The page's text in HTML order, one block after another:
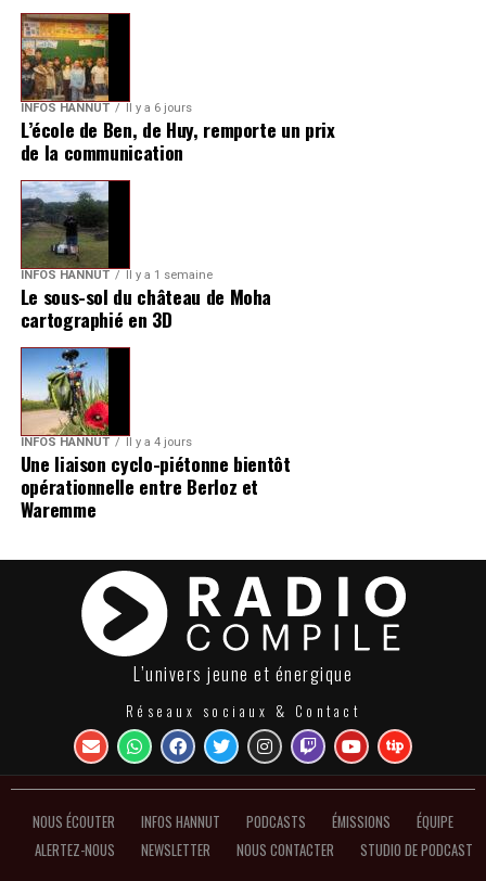
INFOS HANNUT Il y a 6 jours
L’école de Ben, de Huy, remporte un prix
de la communication
INFOS HANNUT Il y a 1 semaine
Le sous-sol du château de Moha
cartographié en 3D
INFOS HANNUT Il y a 4 jours
Une liaison cyclo-piétonne bientôt
opérationnelle entre Berloz et
Waremme
L’univers jeune et énergique
Réseaux sociaux & Contact
NOUS ÉCOUTER INFOS HANNUT PODCASTS ÉMISSIONS
ÉQUIPE
ALERTEZ-NOUS
NEWSLETTER NOUS CONTACTER STUDIO DE PODCAST